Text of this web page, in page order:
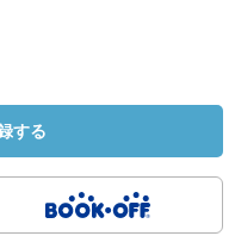
する